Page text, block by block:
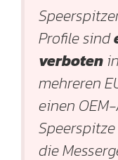
Profile sind
verboten
mehreren
einen
die